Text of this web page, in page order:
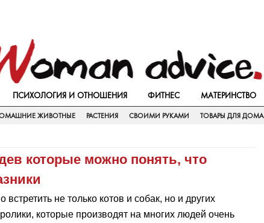
ПСИХОЛОГИЯ И ОТНОШЕНИЯ ФИТНЕС МАТЕРИНСТВО
ЖИВОТНЫЕ РАСТЕНИЯ СВОИМИ РУКАМИ ТОВАРЫ ДЛЯ ДОМА
которые можно понять, что
не только котов и собак, но и других
которые производят на многих людей очень